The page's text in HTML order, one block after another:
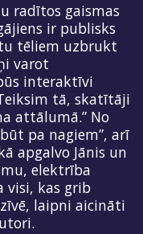
radītos gaismas
ir publisks
tēliem uzbrukt
varot
interaktīvi
tā, skatītāji
attālumā.” No
pa nagiem”, arī
apgalvo Jānis un
elektrība
visi, kas grib
laipni aicināti